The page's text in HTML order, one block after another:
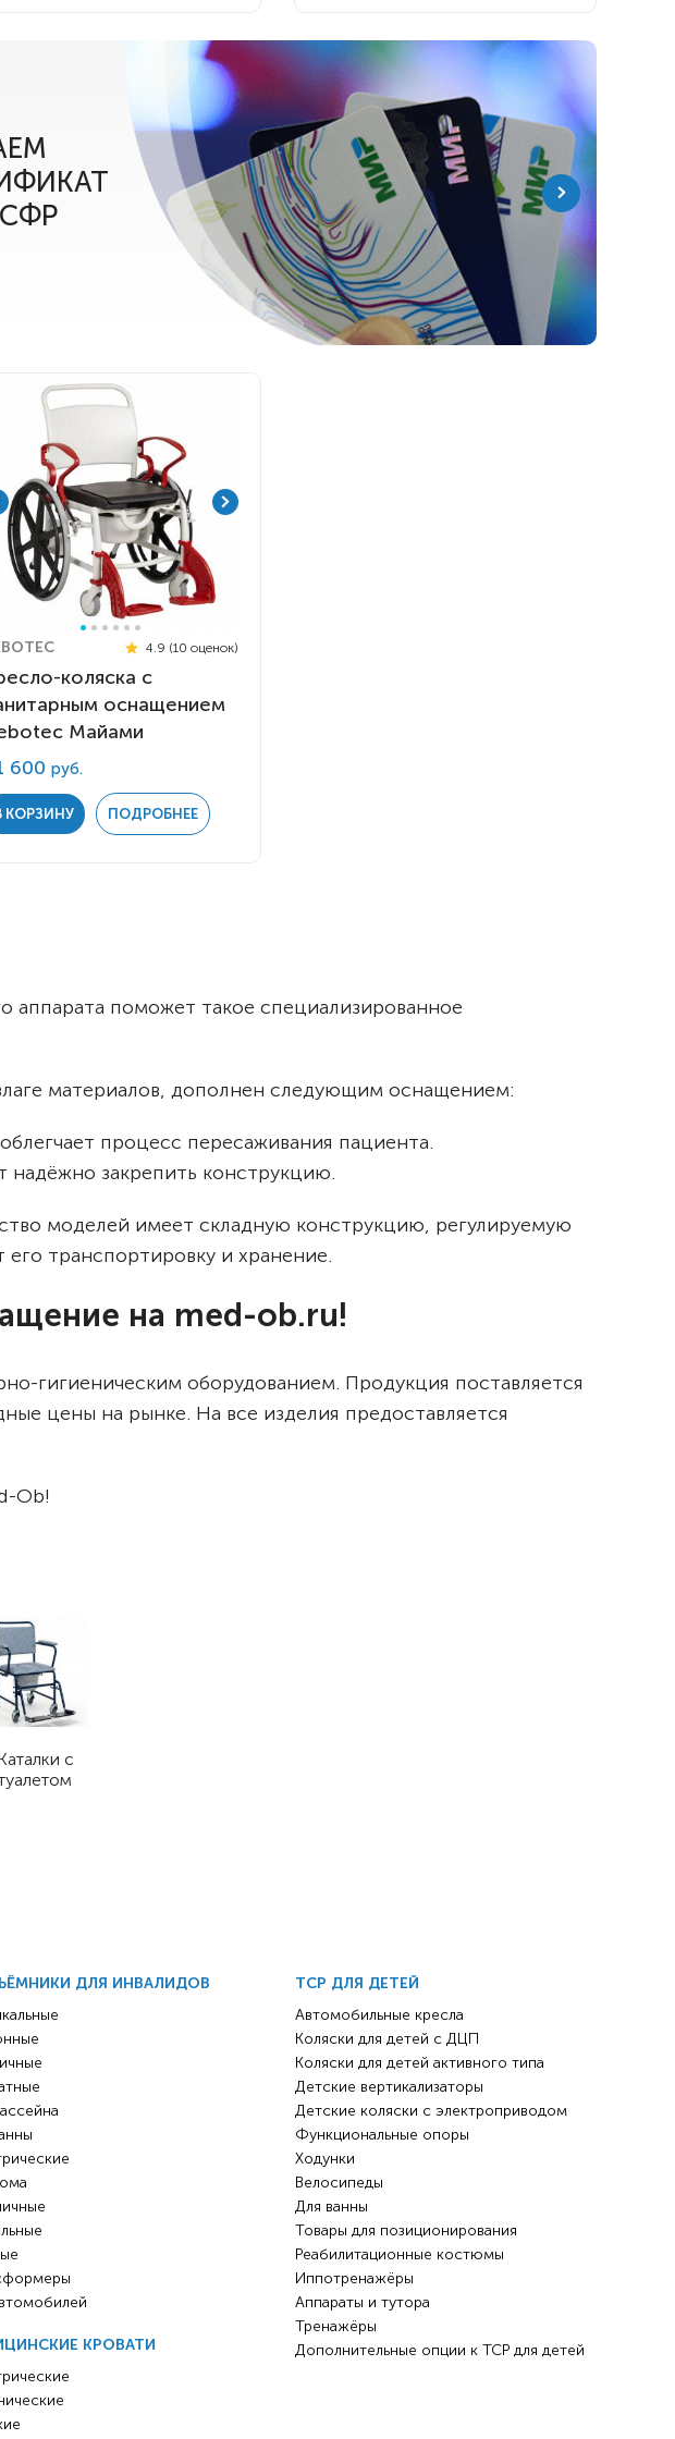
4.9 (10 оценок)
коляска с
оснащением
Майами
600 руб.
КОРЗИНУ ПОДРОБНЕЕ
аппарата поможет такое специализированное
материалов, дополнен следующим оснащением:
процесс пересаживания пациента.
закрепить конструкцию.
моделей имеет складную конструкцию, регулируемую
его транспортировку и хранение.
на med-ob.ru!
гигиеническим оборудованием. Продукция поставляется
цены на рынке. На все изделия предоставляется
Ob!
с
ДЛЯ ИНВАЛИДОВ
КРОВАТИ
ТСР ДЛЯ ДЕТЕЙ
Автомобильные кресла
Коляски для детей с ДЦП
Коляски для детей активного типа
Детские вертикализаторы
Детские коляски с электроприводом
Функциональные опоры
Ходунки
Велосипеды
Для ванны
Товары для позиционирования
Реабилитационные костюмы
Иппотренажёры
Аппараты и тутора
Тренажёры
Дополнительные опции к ТСР для детей